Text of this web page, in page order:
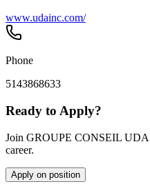
www.udainc.com/
Phone
5143868633
Ready to Apply?
Join GROUPE CONSEIL UDA
career.
Apply on position